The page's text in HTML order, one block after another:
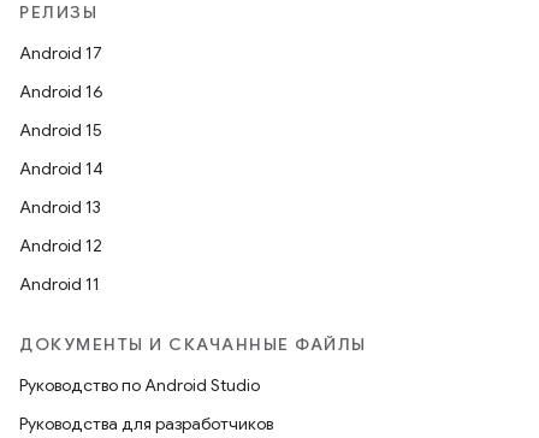
РЕЛИЗЫ
Android 17
Android 16
Android 15
Android 14
Android 13
Android 12
Android 11
ДОКУМЕНТЫ И СКАЧАННЫЕ ФАЙЛЫ
Руководство по Android Studio
Руководства для разработчиков